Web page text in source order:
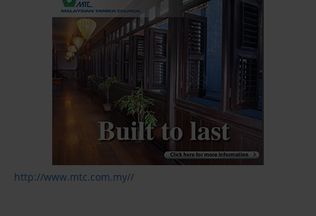
http://www.mtc.com.my//